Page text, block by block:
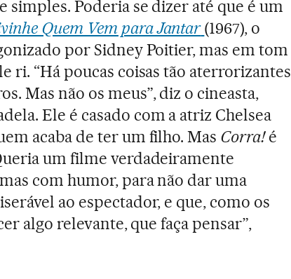
simples. Poderia se dizer até que é um
Quem Vem para Jantar(1967), o
por Sidney Poitier, mas em tom
ri. “Há poucas coisas tão aterrorizantes
Mas não os meus”, diz o cineasta,
Ele é casado com a atriz Chelsea
acaba de ter um filho. Mas Corra!é
um filme verdadeiramente
com humor, para não dar uma
ao espectador, e que, como os
algo relevante, que faça pensar”,